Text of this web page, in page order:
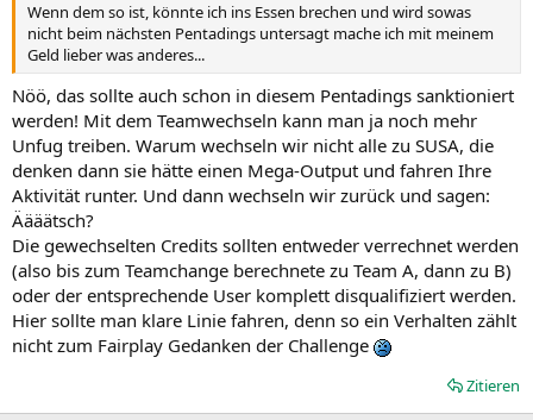
Wenn dem so ist, könnte ich ins Essen brechen und wird sowas
nicht beim nächsten Pentadings untersagt mache ich mit meinem
Geld lieber was anderes...
Nöö, das sollte auch schon in diesem Pentadings sanktioniert
werden! Mit dem Teamwechseln kann man ja noch mehr
Unfug treiben. Warum wechseln wir nicht alle zu SUSA, die
denken dann sie hätte einen Mega-Output und fahren Ihre
Aktivität runter. Und dann wechseln wir zurück und sagen:
Äääätsch?
Die gewechselten Credits sollten entweder verrechnet werden
(also bis zum Teamchange berechnete zu Team A, dann zu B)
oder der entsprechende User komplett disqualifiziert werden.
Hier sollte man klare Linie fahren, denn so ein Verhalten zählt
nicht zum Fairplay Gedanken der Challenge
Zitieren